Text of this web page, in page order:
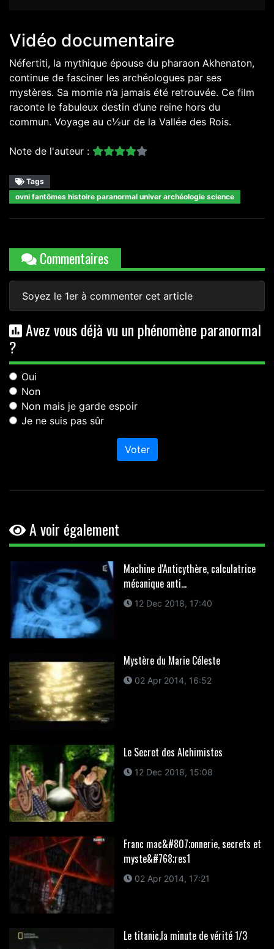
Vidéo documentaire
Néfertiti, la mythique épouse du pharaon Akhenaton,
continue de fasciner les archéologues par ses
mystères. Sa momie n’a jamais été retrouvée. Ce film
raconte le fabuleux destin d’une reine hors du
commun. Voyage au c½ur de la Vallée des Rois.
Note de l'auteur :
Tags
ovni fantômes histoire paranormal univer archéologie science
Commentaires
Soyez le 1er à commenter cet article
Avez vous déjà vu un phénomène paranormal
?
Oui
Non
Non mais je garde espoir
Je ne suis pas sûr
Voter
A voir également
Machine d'Anticythère, calculatrice
mécanique anti...
12 Dec 2018, 17:40
Mystère du Marie Céleste
02 Apr 2014, 16:52
Le Secret des Alchimistes
12 Dec 2018, 15:08
Franc mac&#807;onnerie, secrets et
myste&#768;res1
02 Apr 2014, 17:21
Le titanic,la minute de vérité 1/3